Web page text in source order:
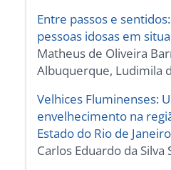
Entre passos e
pessoas idosas em
Matheus de Oliveira
Albuquerque, Ludimila
Velhices Fluminenses:
envelhecimento na
Estado do Rio de Janeiro
Carlos Eduardo da Silva